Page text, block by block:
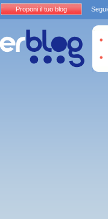
Proponi il tuo blog